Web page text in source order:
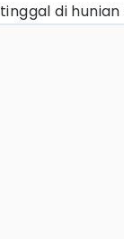
tinggal di